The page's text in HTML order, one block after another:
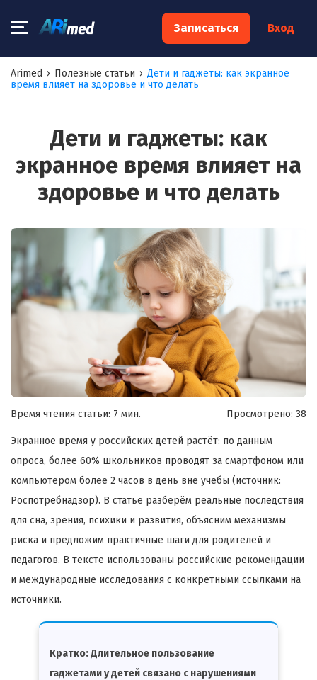
Записаться Вход
Arimed › Полезные статьи › Дети и гаджеты: как экранное
время влияет на здоровье и что делать
Дети и гаджеты: как
экранное время влияет на
здоровье и что делать
Время чтения статьи: 7 мин. Просмотрено: 38
Экранное время у российских детей растёт: по данным
опроса, более 60% школьников проводят за смартфоном или
компьютером более 2 часов в день вне учебы (источник:
Роспотребнадзор). В статье разберём реальные последствия
для сна, зрения, психики и развития, объясним механизмы
риска и предложим практичные шаги для родителей и
педагогов. В тексте использованы российские рекомендации
и международные исследования с конкретными ссылками на
источники.
Кратко:Длительное пользование
гаджетами у детей связано с нарушениями
×
Запишитесь на консультацию к
специалисту
Ваш телефон:*
Я согласен на обработку моих персональных данных